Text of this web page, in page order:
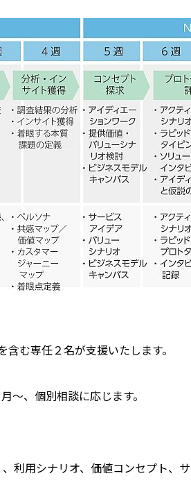
む専任２名が支援いたします。
、個別相談に応じます。
利用シナリオ、価値コンセプト、